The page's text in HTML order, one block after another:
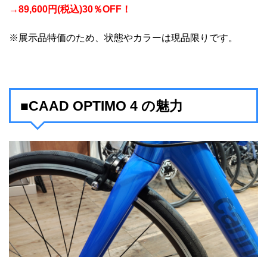
→89,600円(税込)30％OFF！
※展示品特価のため、状態やカラーは現品限りです。
■CAAD OPTIMO 4 の魅力